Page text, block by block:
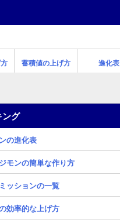
蓄積値の上げ方 進化表
ング
の進化表
モンの簡単な作り方
ッションの一覧
効率的な上げ方